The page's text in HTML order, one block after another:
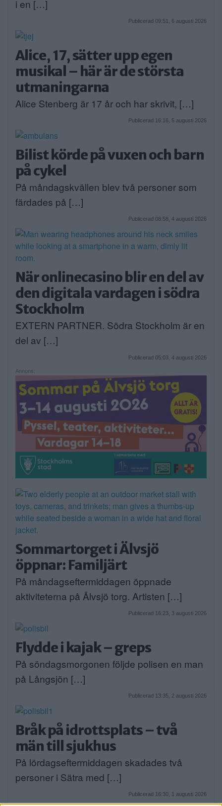
i en […]
Publicerad 09:51, 6 augusti 2026
Alice, 17, sätter upp egen
musikal – här är de största
utmaningarna
Alice Stenberg är 17 år och har skrivit, […]
Publicerad 16:16, 5 augusti 2026
Bilist körde på vuxen och barn
på cykel
På måndagskvällen blev två personer som
färdades på […]
Publicerad 08:58, 4 augusti 2026
När onlinecasino blir en del av
den digitala vardagen i södra
Stockholm
EXTERN PARTNER. Södra Stockholm är en
del av […]
Publicerad 05:03, 4 augusti 2026
Annons:
Sommartorget i Älvsjö
öppnar: Familjärt
På måndagseftermiddagen öppnade
aktiviteterna på Älvsjö torg. Artisten […]
Publicerad 16:23, 3 augusti 2026
Flydde i kajak – greps
På söndagsmorgonen följde polisen en man
på Långsjön […]
Publicerad 13:35, 2 augusti 2026
Bråk på idrottsplats – två
män till sjukhus
På lördagseftermiddagen skadades två
personer i Sätra med […]
Publicerad 16:30, 1 augusti 2026